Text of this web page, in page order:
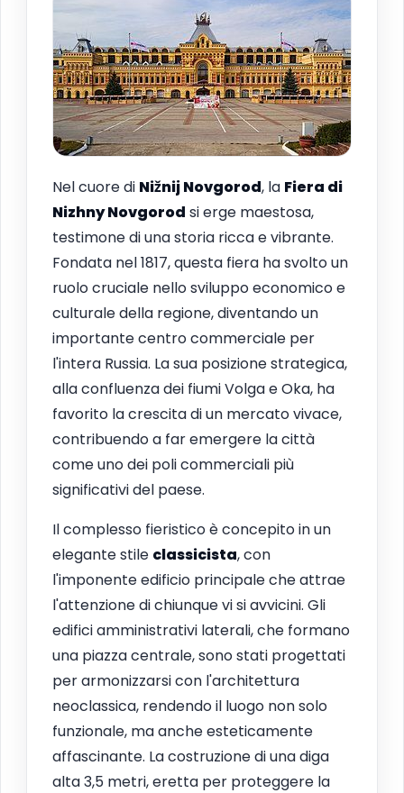
Nel cuore di Nižnij Novgorod, la Fiera di
Nizhny Novgorod si erge maestosa,
testimone di una storia ricca e vibrante.
Fondata nel 1817, questa fiera ha svolto un
ruolo cruciale nello sviluppo economico e
culturale della regione, diventando un
importante centro commerciale per
l'intera Russia. La sua posizione strategica,
alla confluenza dei fiumi Volga e Oka, ha
favorito la crescita di un mercato vivace,
contribuendo a far emergere la città
come uno dei poli commerciali più
significativi del paese.
Il complesso fieristico è concepito in un
elegante stile classicista, con
l'imponente edificio principale che attrae
l'attenzione di chiunque vi si avvicini. Gli
edifici amministrativi laterali, che formano
una piazza centrale, sono stati progettati
per armonizzarsi con l'architettura
neoclassica, rendendo il luogo non solo
funzionale, ma anche esteticamente
affascinante. La costruzione di una diga
alta 3,5 metri, eretta per proteggere la